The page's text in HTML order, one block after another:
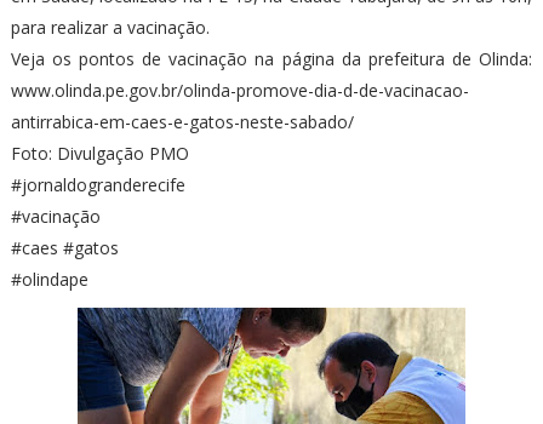
para realizar a vacinação.
Veja os pontos de vacinação na página da prefeitura de Olinda:
www.olinda.pe.gov.br/olinda-promove-dia-d-de-vacinacao-
antirrabica-em-caes-e-gatos-neste-sabado/
Foto: Divulgação PMO
#jornaldogranderecife
#vacinação
#caes #gatos
#olindape